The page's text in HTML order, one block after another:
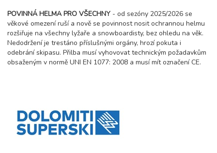
POVINNÁ HELMA PRO VŠECHNY - od sezóny 2025/2026 se
věkové omezení ruší a nově se povinnost nosit ochrannou helmu
rozšiřuje na všechny lyžaře a snowboardisty, bez ohledu na věk.
Nedodržení je trestáno příslušnými orgány, hrozí pokuta i
odebrání skipasu. Přilba musí vyhovovat technickým požadavkům
obsaženým v normě UNI EN 1077: 2008 a musí mít označení CE.